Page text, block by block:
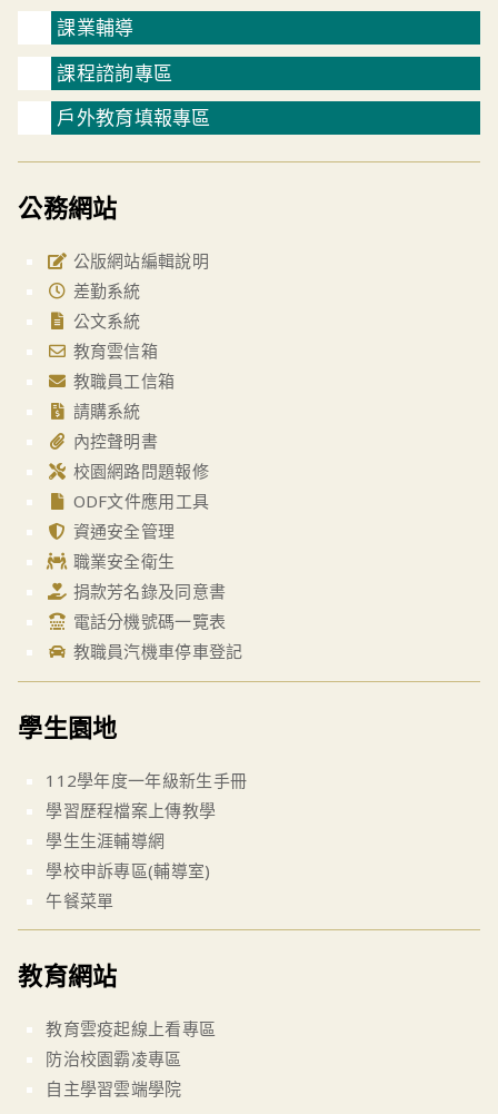
課業輔導
課程諮詢專區
戶外教育填報專區
公務網站
公版網站編輯說明
差勤系統
公文系統
教育雲信箱
教職員工信箱
請購系統
內控聲明書
校園網路問題報修
ODF文件應用工具
資通安全管理
職業安全衛生
捐款芳名錄及同意書
電話分機號碼一覽表
教職員汽機車停車登記
學生園地
112學年度一年級新生手冊
學習歷程檔案上傳教學
學生生涯輔導網
學校申訴專區(輔導室)
午餐菜單
教育網站
教育雲疫起線上看專區
防治校園霸凌專區
自主學習雲端學院